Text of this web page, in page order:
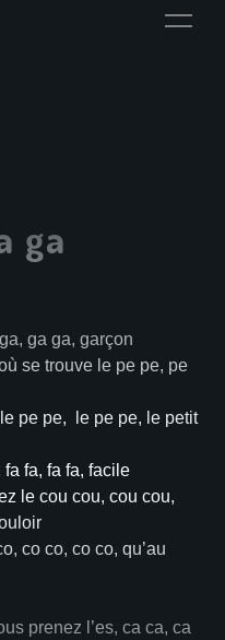
ga
ga ga, garçon
se trouve le pe pe, pe
pe pe, le pe pe, le petit
fa fa, fa fa, facile
le cou cou, cou cou,
co co, co co, qu’au
prenez l’es, ca ca, ca